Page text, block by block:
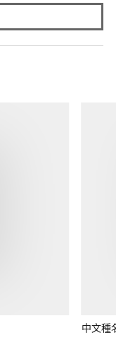
中文種